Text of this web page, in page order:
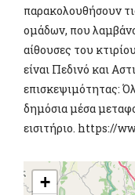
παρακολουθήσουν
ομάδων, που
αίθουσες του
είναι Πεδινό και
επισκεψιμότητας:
δημόσια μέσα
εισιτήριο. https://
+